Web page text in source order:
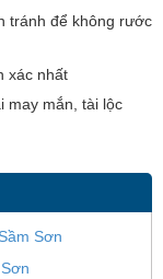
tránh để không rước
xác nhất
may mắn, tài lộc
Sơn